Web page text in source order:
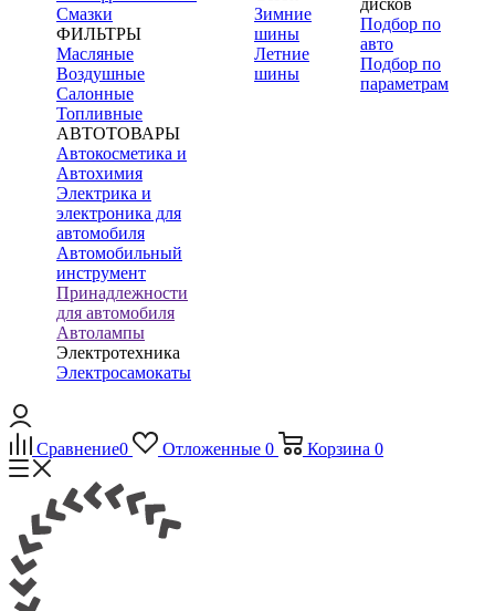
Смазки
ФИЛЬТРЫ
Масляные
Воздушные
Салонные
Топливные
АВТОТОВАРЫ
Автокосметика и
Автохимия
Электрика и
электроника для
автомобиля
Автомобильный
инструмент
Принадлежности
для автомобиля
Автолампы
Электротехника
Электросамокаты
Зимние
шины
Летние
шины
Подбор по
авто
Подбор по
параметрам
Сравнение0 Отложенные 0 Корзина 0